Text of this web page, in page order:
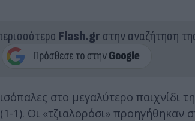
Flash.grστην αναζήτηση
στο μεγαλύτερο παιχνίδι
1). Οι «τζιαλορόσι» προηγήθηκαν